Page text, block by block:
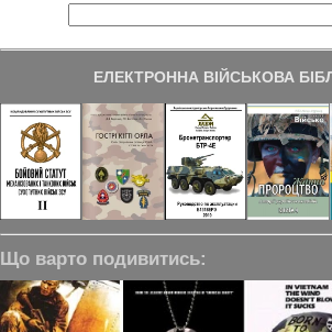
ЕЛЕКТРОННА ВІЙСЬКОВА
Що варто подивитись: